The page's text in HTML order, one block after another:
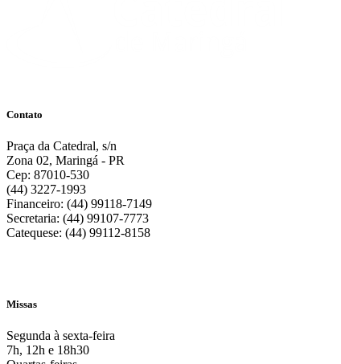
Contato
Praça da Catedral, s/n
Zona 02, Maringá - PR
Cep: 87010-530
(44) 3227-1993
Financeiro: (44) 99118-7149
Secretaria: (44) 99107-7773
Catequese: (44) 99112-8158
Missas
Segunda à sexta-feira
7h, 12h e 18h30